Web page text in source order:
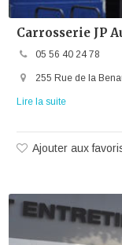
Carrosserie JP
05 56 40 24 78
255 Rue de la
Lire la suite
Ajouter aux